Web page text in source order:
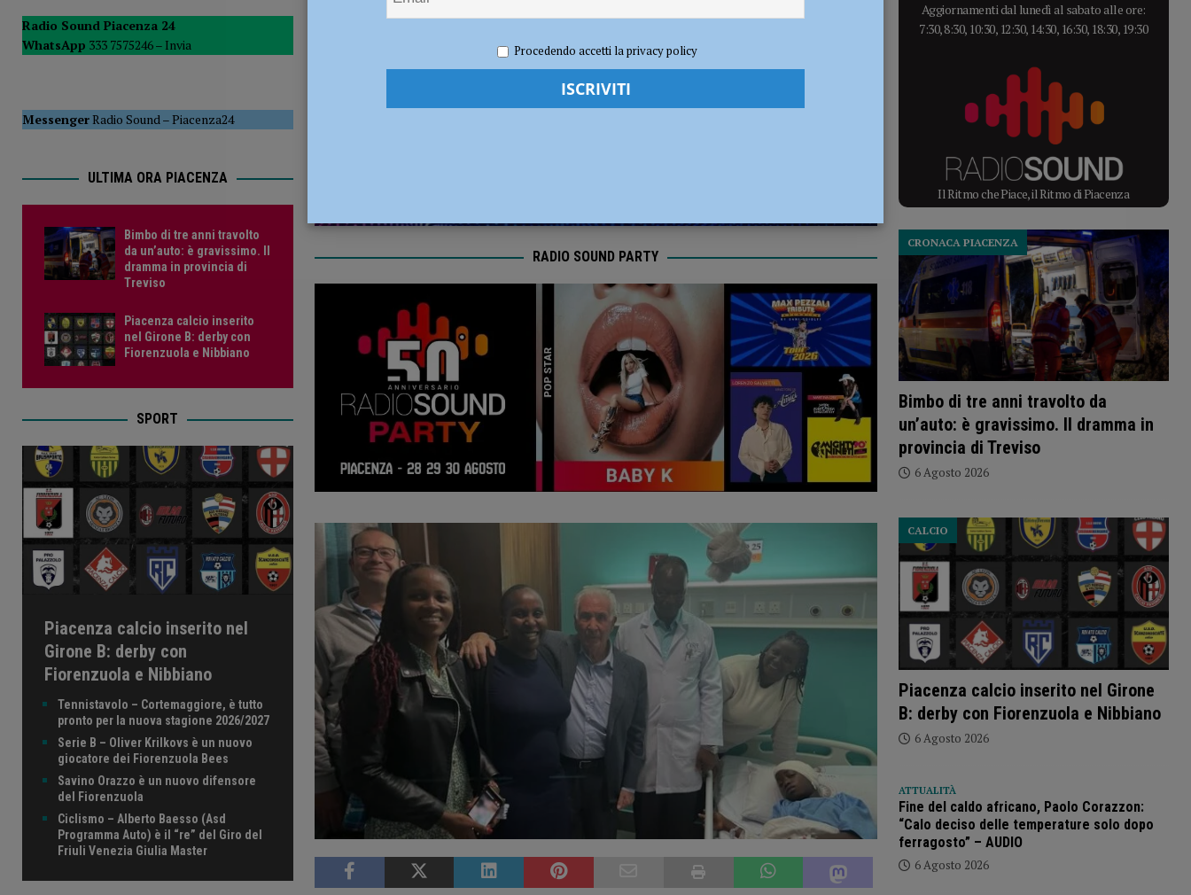
[ 6 Agosto 2026 ] Droga sulle strade, controlli a tappeto dei carabinieri: sette segnalati e stupefacenti sequestrati CRONACA
PIACENZA Redazione MC Attualità
RADIO SOUND PARTY
Radio Sound Piacenza 24
WhatsApp 333 7575246 – Invia
MessengerRadio Sound–Piacenza24
ULTIMA ORA PIACENZA
Bimbo di tre anni travolto
da un’auto: è gravissimo. Il
dramma in provincia di
Treviso
Piacenza calcio inserito
nel Girone B: derby con
Fiorenzuola e Nibbiano
SPORT
Piacenza calcio inserito nel
Girone B: derby con
Fiorenzuola e Nibbiano
Tennistavolo – Cortemaggiore, è tutto
pronto per la nuova stagione 2026/2027
Serie B – Oliver Krilkovs è un nuovo
giocatore dei Fiorenzuola Bees
Savino Orazzo è un nuovo difensore
del Fiorenzuola
Ciclismo – Alberto Baesso (Asd
Programma Auto) è il “re” del Giro del
Friuli Venezia Giulia Master
Aggiornamenti dal lunedì al sabato alle ore:
7:30, 8:30, 10:30, 12:30, 14:30, 16:30, 18:30, 19:30
Il Ritmo che Piace, il Ritmo di Piacenza
Bimbo di tre anni travolto da
un’auto: è gravissimo. Il dramma in
provincia di Treviso
CRONACA PIACENZA
6 Agosto 2026
Piacenza calcio inserito nel Girone
B: derby con Fiorenzuola e Nibbiano
CALCIO
6 Agosto 2026
ATTUALITÀ
Fine del caldo africano, Paolo Corazzon:
“Calo deciso delle temperature solo dopo
ferragosto” – AUDIO
6 Agosto 2026
Procedendo accetti la privacy policy